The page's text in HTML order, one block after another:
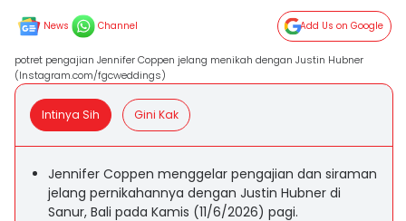
News Channel Add Us on Google
potret pengajian Jennifer Coppen jelang menikah dengan Justin Hubner
(Instagram.com/fgcweddings)
Intinya Sih Gini Kak
Jennifer Coppen menggelar pengajian dan siraman
jelang pernikahannya dengan Justin Hubner di
Sanur, Bali pada Kamis (11/6/2026) pagi.